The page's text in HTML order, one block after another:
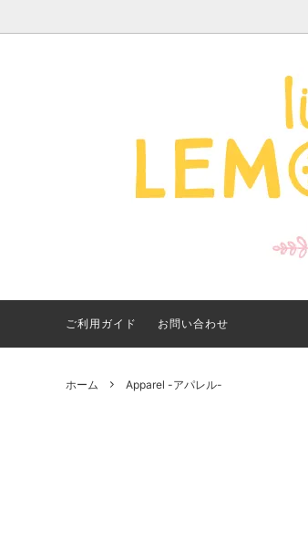
Apparel -アパレル-
サイズで探す
【夏アイテム特集】 2026
年最新！子ども用水着・浮
き輪 アイテム
ご利用ガイド お問い合わせ
ホーム Apparel -アパレル-